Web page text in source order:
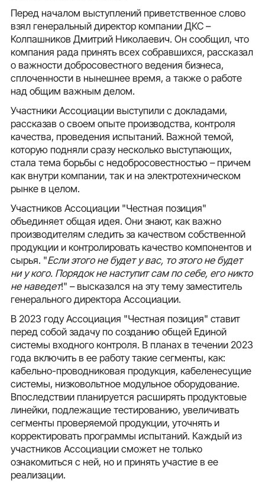
Перед началом выступлений приветственное слово
взял генеральный директор компании ДКС –
Колпашников Дмитрий Николаевич. Он сообщил, что
компания рада принять всех собравшихся, рассказал
о важности добросовестного ведения бизнеса,
сплоченности в нынешнее время, а также о работе
над общим важным делом.
Участники Ассоциации выступили с докладами,
рассказав о своем опыте производства, контроля
качества, проведения испытаний. Важной темой,
которую подняли сразу несколько выступающих,
стала тема борьбы с недобросовестностью – причем
как внутри компании, так и на электротехническом
рынке в целом.
Участников Ассоциации "Честная позиция"
объединяет общая идея. Они знают, как важно
производителям следить за качеством собственной
продукции и контролировать качество компонентов и
сырья. "Если этого не будет у вас, то этого не будет
ни у кого. Порядок не наступит сам по себе, его никто
не наведет!" – высказался на эту тему заместитель
генерального директора Ассоциации.
В 2023 году Ассоциация "Честная позиция" ставит
перед собой задачу по созданию общей Единой
системы входного контроля. В планах в течении 2023
года включить в ее работу такие сегменты, как:
кабельно-проводниковая продукция, кабеленесущие
системы, низковольтное модульное оборудование.
Впоследствии планируется расширять продуктовые
линейки, подлежащие тестированию, увеличивать
сегменты проверяемой продукции, уточнять и
корректировать программы испытаний. Каждый из
участников Ассоциации сможет не только
ознакомиться с ней, но и принять участие в ее
реализации.